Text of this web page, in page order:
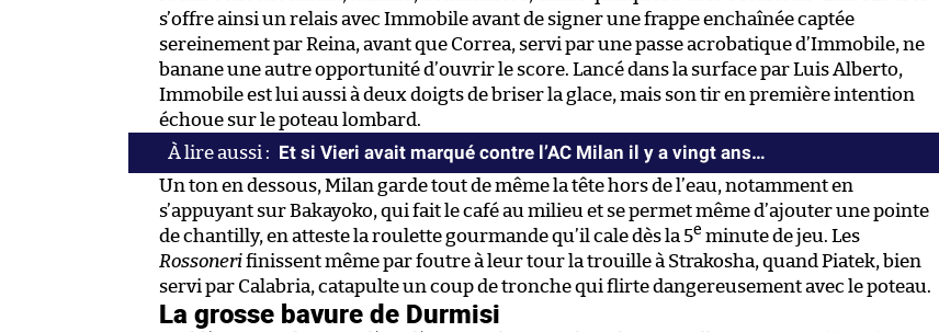
s’offre ainsi un relais avec Immobile avant de signer une frappe enchaînée captée
sereinement par Reina, avant que Correa, servi par une passe acrobatique d’Immobile, ne
banane une autre opportunité d’ouvrir le score. Lancé dans la surface par Luis Alberto,
Immobile est lui aussi à deux doigts de briser la glace, mais son tir en première intention
échoue sur le poteau lombard.
Et si Vieri avait marqué contre l’AC Milan il y a vingt ans…
Un ton en dessous, Milan garde tout de même la tête hors de l’eau, notamment en
s’appuyant sur Bakayoko, qui fait le café au milieu et se permet même d’ajouter une pointe
de chantilly, en atteste la roulette gourmande qu’il cale dès la 5e minute de jeu. Les
Rossonerifinissent même par foutre à leur tour la trouille à Strakosha, quand Piatek, bien
servi par Calabria, catapulte un coup de tronche qui flirte dangereusement avec le poteau.
La grosse bavure de Durmisi